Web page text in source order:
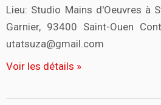
Lieu: Studio Mains d'Oeuvres à
Garnier, 93400 Saint-Ouen
utatsuza@gmail.com
Voir les détails »